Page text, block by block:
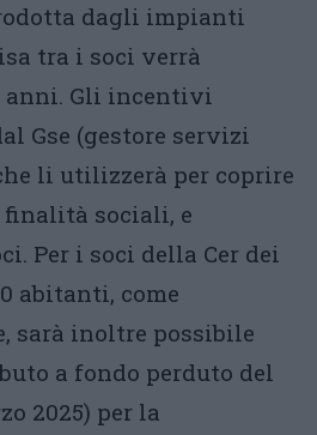
dagli impianti
tra i soci verrà
anni. Gli incentivi
Gse (gestore servizi
li utilizzerà per coprire
sociali, e
Per i soci della Cer dei
abitanti, come
sarà inoltre possibile
a fondo perduto del
2025) per la